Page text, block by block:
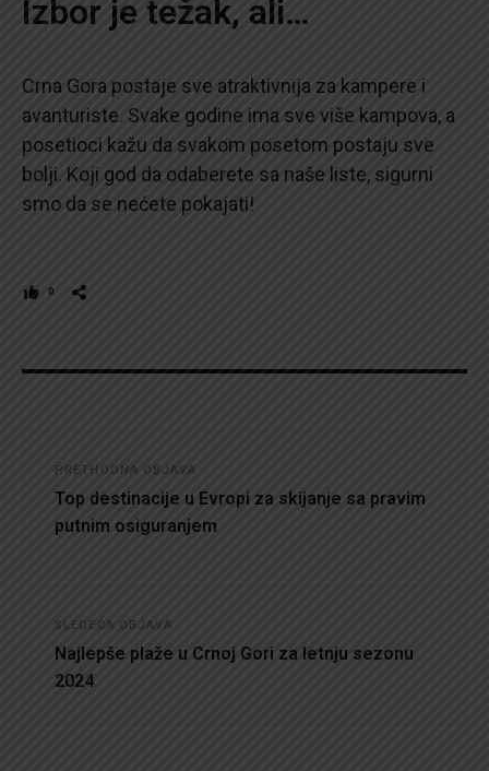
Izbor je težak, ali…
Crna Gora postaje sve atraktivnija za kampere i
avanturiste. Svake godine ima sve više kampova, a
posetioci kažu da svakom posetom postaju sve
bolji. Koji god da odaberete sa naše liste, sigurni
smo da se nećete pokajati!
0
članka
PRETHODNA OBJAVA
Top destinacije u Evropi za skijanje sa pravim
putnim osiguranjem
SLEDEĆA OBJAVA
Najlepše plaže u Crnoj Gori za letnju sezonu
2024